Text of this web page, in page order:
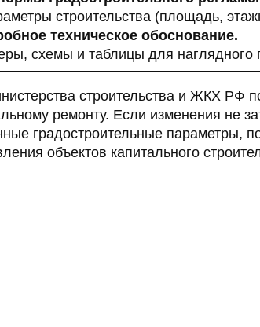
строительства (площадь,
техническое обоснование.
схемы и таблицы для наглядного
строительства и ЖКХ РФ
ремонту. Если изменения не
градостроительные параметры,
объектов капитального